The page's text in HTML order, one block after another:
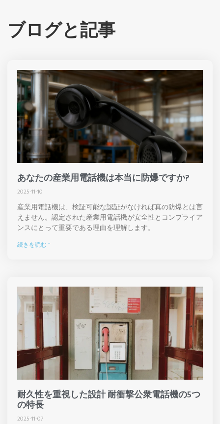
ブログと記事
あなたの産業用電話機は本当に防爆ですか?
2025-11-10
産業用電話機は、検証可能な認証がなければ真の防爆とは言
えません。認定された産業用電話機が安全性とコンプライア
ンスにとって重要である理由を理解します。
続きを読む "
耐久性を重視した設計 耐衝撃公衆電話機の5つ
の特長
2025-11-07